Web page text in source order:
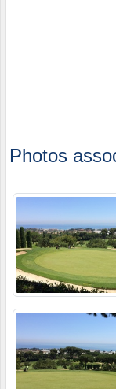
Photos